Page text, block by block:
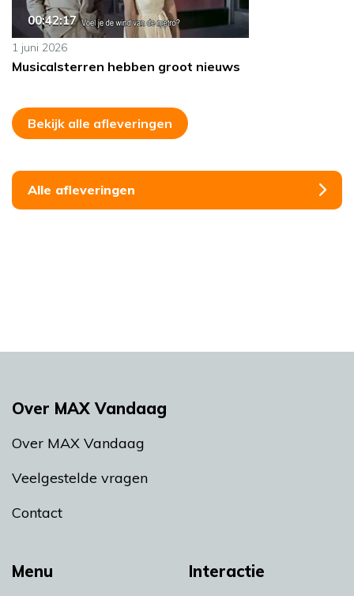
00:42:17
1 juni 2026
Musicalsterren hebben groot nieuws
Bekijk alle afleveringen
Alle afleveringen
Menu Interactie
Over MAX Vandaag
Over MAX Vandaag
Veelgestelde vragen
Contact